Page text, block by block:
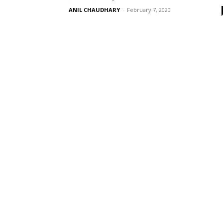
ANIL CHAUDHARY - February 7, 2020